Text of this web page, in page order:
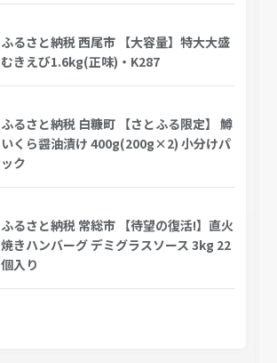
ふるさと納税 西尾市 【大容量】特大大盛
むきえび1.6kg(正味)・K287
ふるさと納税 白糠町 【さとふる限定】 鱒
いくら醤油漬け 400g(200g×2) 小分けパ
ック
ふるさと納税 常総市 【待望の復活!】直火
焼きハンバーグ デミグラスソース 3kg 22
個入り